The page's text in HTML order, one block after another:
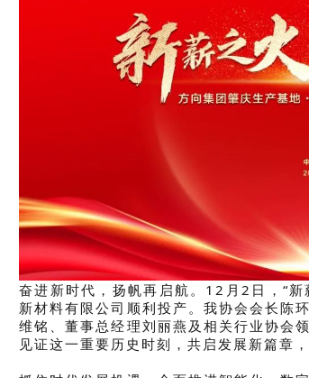
奋进新时代，扬帆再启航。 12月2日，“新
新材料有限公司顺利投产。我协会会长陈环
维铭、董事总经理刘丽燕 及相关行业协会
见证这一重要历史时刻，共启发展新篇章